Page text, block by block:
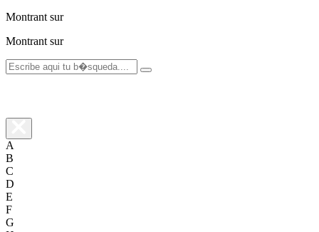
Montrantsur
Montrantsur
A
B
C
D
E
F
G